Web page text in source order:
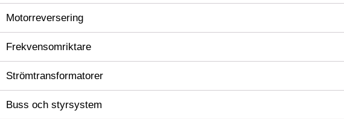
Motorreversering
Frekvensomriktare
Strömtransformatorer
Buss och styrsystem